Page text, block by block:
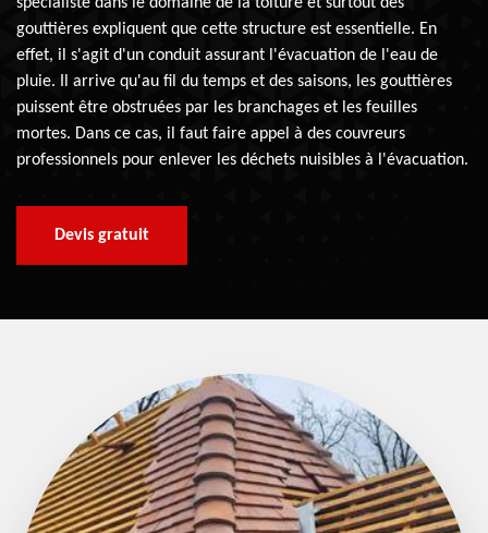
gouttières expliquent que cette structure est essentielle. En
effet, il s'agit d'un conduit assurant l'évacuation de l'eau de
pluie. Il arrive qu'au fil du temps et des saisons, les gouttières
puissent être obstruées par les branchages et les feuilles
mortes. Dans ce cas, il faut faire appel à des couvreurs
professionnels pour enlever les déchets nuisibles à l'évacuation.
Devis gratuit